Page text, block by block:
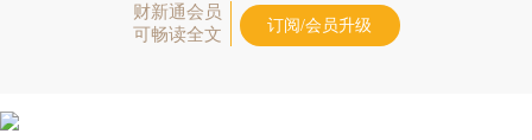
财新通会员
可畅读全文
订阅/会员升级